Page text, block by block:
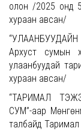
олон /2025 онд
хураан авсан/
“УЛААНБУУДАЙН
Архуст сумын
улаанбуудай
хураан авсан/
“ТАРИМАЛ
СУМ”-аар
талбайд